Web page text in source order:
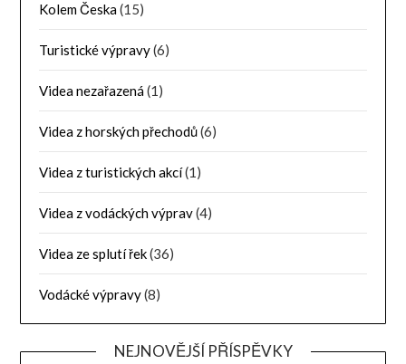
Kolem Česka(15)
Turistické výpravy(6)
Videa nezařazená(1)
Videa z horských přechodů(6)
Videa z turistických akcí(1)
Videa z vodáckých výprav(4)
Videa ze splutí řek(36)
Vodácké výpravy(8)
NEJNOVĚJŠÍ PŘÍSPĚVKY